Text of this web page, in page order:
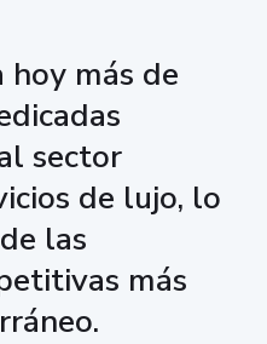
hoy más de
sector
de lujo, lo
las
más